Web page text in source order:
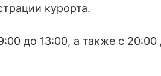
курорта.
до 13:00, а также с 20:00